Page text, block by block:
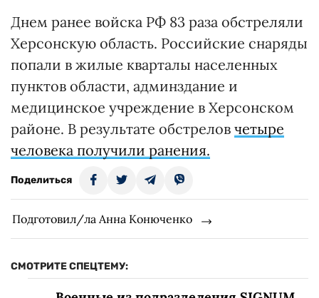
Днем ранее войска РФ 83 раза обстреляли
Херсонскую область. Российские снаряды
попали в жилые кварталы населенных
пунктов области, админздание и
медицинское учреждение в Херсонском
районе. В результате обстрелов четыре
человека получили ранения.
Поделиться
Подготовил/ла Анна Конюченко
СМОТРИТЕ СПЕЦТЕМУ: